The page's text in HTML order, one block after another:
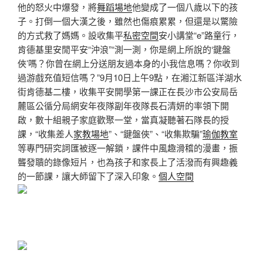
他的怒火中爆發，將舞蹈場地他變成了一個八歲以下的孩
子。打倒一個大漢之後，雖然也傷痕累累，但還是以驚險
的方式救了媽媽。設收集平私密空間安小講堂“e”路童行，
肯德基里安閒平安“沖浪”“測一測，你是網上所說的‘鍵盤
俠’嗎？你曾在網上分送朋友過本身的小我信息嗎？你收到
過游戲充值短信嗎？”9月10日上午9點，在湘江新區洋湖水
街肯德基二樓，收集平安開學第一課正在長沙市公安局岳
麓區公循分局網安年夜隊副年夜隊長石清妍的率領下開
啟，數十組親子家庭歡聚一堂，當真凝聽著石隊長的授
課，“收集差人家教場地”、“鍵盤俠”、“收集欺騙”瑜伽教室
等專門研究詞匯被逐一解鎖，課件中風趣滑稽的漫畫，振
聾發聵的錄像短片，也為孩子和家長上了活潑而有興趣義
的一節課，讓大師留下了深入印象。 個人空間